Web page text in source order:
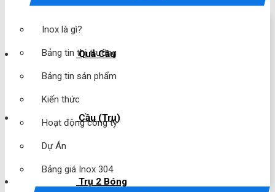
Inox là gì?
Bảng tin thị trường
Bảng tin sản phẩm
Kiến thức
Hoạt động công ty
Dự Án
Bảng giá Inox 304
Quả Cầu
Cầu (Trụ)
Trụ 2 Bóng